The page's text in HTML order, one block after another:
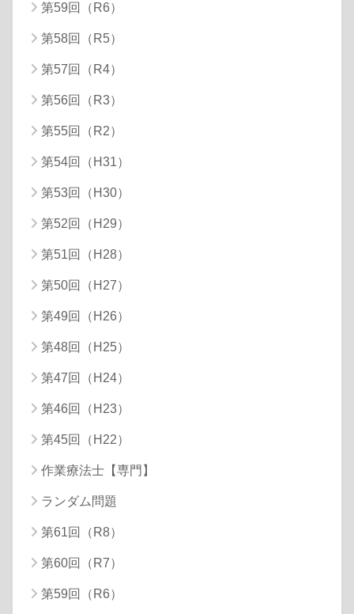
第59回（R6）
第58回（R5）
第57回（R4）
第56回（R3）
第55回（R2）
第54回（H31）
第53回（H30）
第52回（H29）
第51回（H28）
第50回（H27）
第49回（H26）
第48回（H25）
第47回（H24）
第46回（H23）
第45回（H22）
作業療法士【専門】
ランダム問題
第61回（R8）
第60回（R7）
第59回（R6）